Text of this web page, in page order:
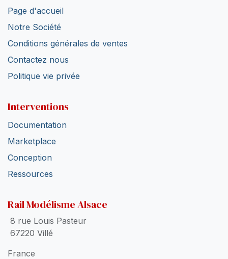
Page d'accueil
Notre Société
Conditions générales de ventes
Contactez nous
Politique vie privée
Interventions
Documentation
Marketplace
Conception
Ressources
Rail Modélisme Alsace
8 rue Louis Pasteur
67220 Villé
France